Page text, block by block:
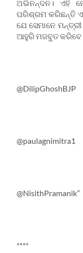
ଅଭିନନ୍ଦନ। ଏହି
ପରିଶ୍ରମ କରିଛନ୍ତି
ଯେ ସେମାନେ
ଆହୁରି ମଜବୁତ
@DilipGhoshBJP
@paulagnimitra1
@NisithPramanik”
****